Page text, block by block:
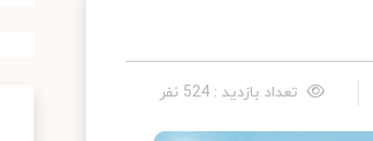
تعداد بازدید : 524 نفر